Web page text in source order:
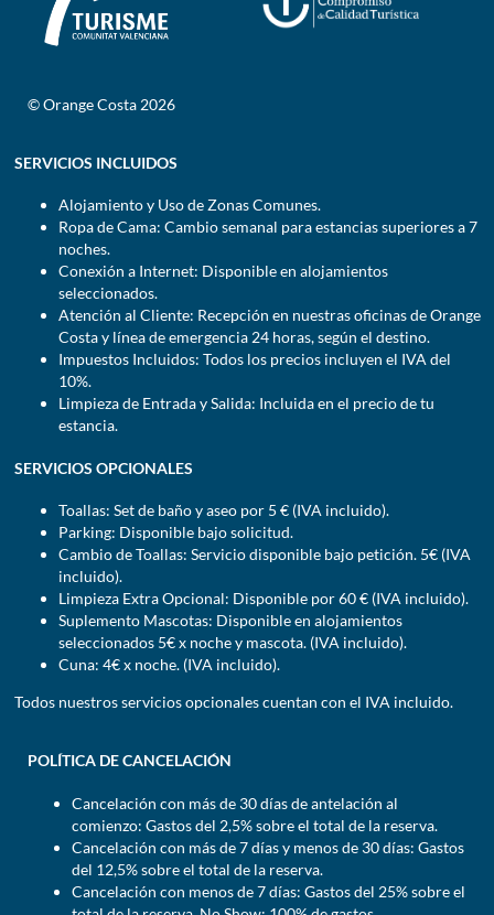
© Orange Costa 2026
SERVICIOS INCLUIDOS
Alojamiento y Uso de Zonas Comunes.
Ropa de Cama: Cambio semanal para estancias superiores a 7
noches.
Conexión a Internet: Disponible en alojamientos
seleccionados.
Atención al Cliente: Recepción en nuestras oficinas de Orange
Costa y línea de emergencia 24 horas, según el destino.
Impuestos Incluidos: Todos los precios incluyen el IVA del
10%.
Limpieza de Entrada y Salida: Incluida en el precio de tu
estancia.
SERVICIOS OPCIONALES
Toallas: Set de baño y aseo por 5 € (IVA incluido).
Parking: Disponible bajo solicitud.
Cambio de Toallas: Servicio disponible bajo petición. 5€ (IVA
incluido).
Limpieza Extra Opcional: Disponible por 60 € (IVA incluido).
Suplemento Mascotas: Disponible en alojamientos
seleccionados 5€ x noche y mascota. (IVA incluido).
Cuna: 4€ x noche. (IVA incluido).
Todos nuestros servicios opcionales cuentan con el IVA incluido.
POLÍTICA DE CANCELACIÓN
Cancelación con más de 30 días de antelación al
comienzo: Gastos del 2,5% sobre el total de la reserva.
Cancelación con más de 7 días y menos de 30 días: Gastos
del 12,5% sobre el total de la reserva.
Cancelación con menos de 7 días: Gastos del 25% sobre el